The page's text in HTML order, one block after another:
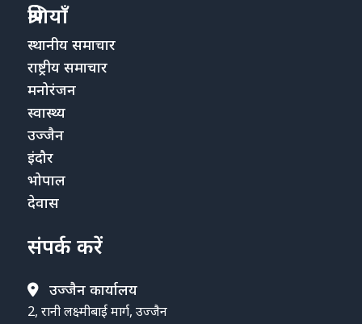
श्रेणियाँ
स्थानीय समाचार
राष्ट्रीय समाचार
मनोरंजन
स्वास्थ्य
उज्जैन
इंदौर
भोपाल
देवास
संपर्क करें
उज्जैन कार्यालय
2, रानी लक्ष्मीबाई मार्ग, उज्जैन